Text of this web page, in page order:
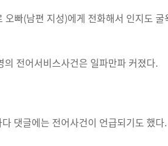
빠(남편 지성)에게 전화해서 인지도
전어서비스사건은 일파만파 커졌다.
댓글에는 전어사건이 언급되기도 했다.